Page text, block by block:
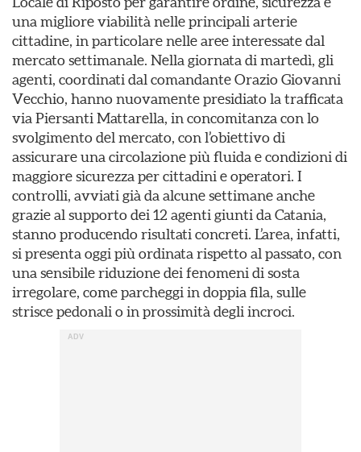
una migliore viabilità nelle principali arterie
cittadine, in particolare nelle aree interessate dal
mercato settimanale. Nella giornata di martedì, gli
agenti, coordinati dal comandante Orazio Giovanni
Vecchio, hanno nuovamente presidiato la trafficata
via Piersanti Mattarella, in concomitanza con lo
svolgimento del mercato, con l’obiettivo di
assicurare una circolazione più fluida e condizioni di
maggiore sicurezza per cittadini e operatori. I
controlli, avviati già da alcune settimane anche
grazie al supporto dei 12 agenti giunti da Catania,
stanno producendo risultati concreti. L’area, infatti,
si presenta oggi più ordinata rispetto al passato, con
una sensibile riduzione dei fenomeni di sosta
irregolare, come parcheggi in doppia fila, sulle
strisce pedonali o in prossimità degli incroci.